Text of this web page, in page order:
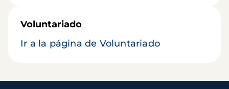
Voluntariado
Ir a la página de Voluntariado